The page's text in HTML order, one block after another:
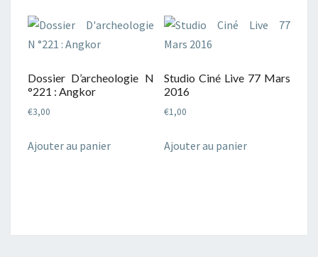
Dossier D’archeologie N
°221 : Angkor
€3,00
Ajouter au panier
Studio Ciné Live 77 Mars
2016
€1,00
Ajouter au panier